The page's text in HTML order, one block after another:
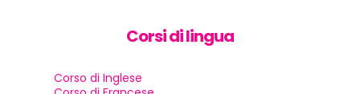
Corsi di lingua
Corso di Inglese